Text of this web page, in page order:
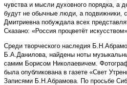
чувства и мысли духовного порядка, а
будут не обычные люди, а подвижники,
Дмитриевна побуждала всех
Сказано: «Россия процветёт искусством».
Среди творческого наследия
Б.А.Данилова, найдены ноты
самим Борисом Николаевичем.
была опубликована в газете «Свет
Записями Б.Н.Абрамова. По просьбе